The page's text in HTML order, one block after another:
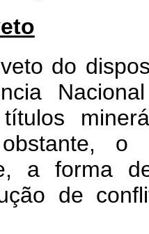
do
o
a forma
de